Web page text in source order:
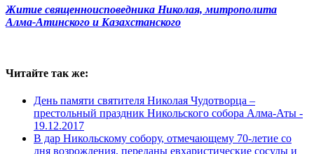
Житие священноисповедника Николая, митрополита
Алма-Атинского и Казахстанского
Читайте так же:
День памяти святителя Николая Чудотворца –
престольный праздник Никольского собора Алма-Аты -
19.12.2017
В дар Никольскому собору, отмечающему 70-летие со
дня возрождения, переданы евхаристические сосуды и